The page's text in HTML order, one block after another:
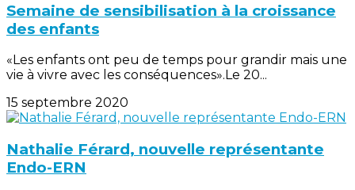
Semaine de sensibilisation à la croissance
des enfants
«Les enfants ont peu de temps pour grandir mais une
vie à vivre avec les conséquences».Le 20...
15 septembre 2020
Nathalie Férard, nouvelle représentante
Endo-ERN